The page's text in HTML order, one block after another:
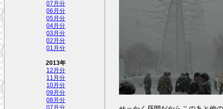
07月分
06月分
05月分
04月分
03月分
02月分
01月分
2013年
12月分
11月分
10月分
09月分
08月分
07月分